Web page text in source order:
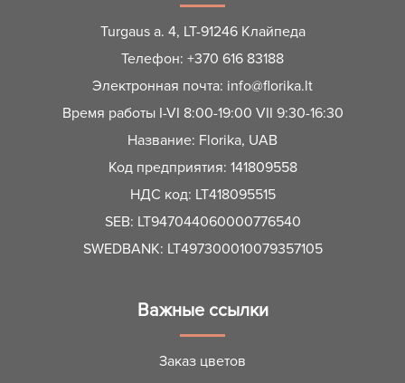
Turgaus a. 4, LT-91246 Клайпеда
Телефон: +370 616 83188
Электронная почта: info@florika.lt
Время работы I-VI 8:00-19:00 VII 9:30-16:30
Название: Florika, UAB
Код предприятия: 141809558
НДС код: LT418095515
SEB: LT947044060000776540
SWEDBANK: LT497300010079357105
Важные ссылки
Заказ цветов